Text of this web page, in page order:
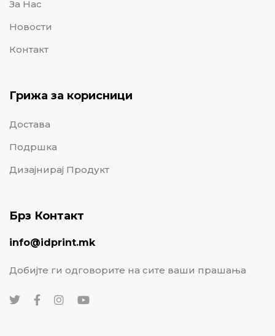
За Нас
Новости
Контакт
Грижа за корисници
Достава
Подршка
Дизајнирај Продукт
Брз Контакт
info@idprint.mk
Добијте ги одговорите на сите ваши прашања